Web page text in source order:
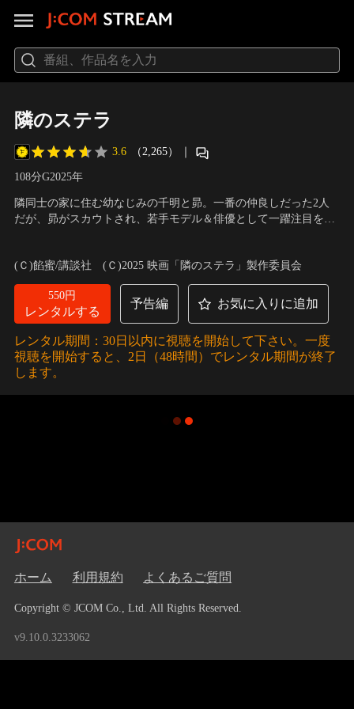
隣のステラ
3.6 （2,265） ｜
108分G2025年
隣同士の家に住む幼なじみの千明と昴。一番の仲良しだった2人
だが、昴がスカウトされ、若手モデル＆俳優として一躍注目を集
隠していたが、想いが溢れとうとう告白する。その行方はー？
(Ｃ)餡蜜/講談社 (Ｃ)2025 映画「隣のステラ」製作委員会
550円
レンタルする
予告編 お気に入りに追加
レンタル期間：30日以内に視聴を開始して下さい。一度
視聴を開始すると、2日（48時間）でレンタル期間が終了
します。
ホーム 利用規約 よくあるご質問
Copyright © JCOM Co., Ltd. All Rights Reserved.
v9.10.0.3233062